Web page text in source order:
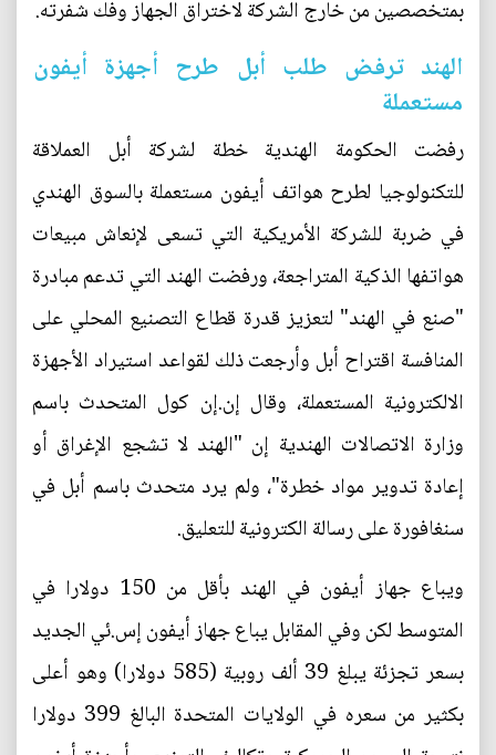
بمتخصصين من خارج الشركة لاختراق الجهاز وفك شفرته.
الهند ترفض طلب أبل طرح أجهزة أيفون
مستعملة
رفضت الحكومة الهندية خطة لشركة أبل العملاقة
للتكنولوجيا لطرح هواتف أيفون مستعملة بالسوق الهندي
في ضربة للشركة الأمريكية التي تسعى لإنعاش مبيعات
هواتفها الذكية المتراجعة، ورفضت الهند التي تدعم مبادرة
"صنع في الهند" لتعزيز قدرة قطاع التصنيع المحلي على
المنافسة اقتراح أبل وأرجعت ذلك لقواعد استيراد الأجهزة
الالكترونية المستعملة، وقال إن.إن كول المتحدث باسم
وزارة الاتصالات الهندية إن "الهند لا تشجع الإغراق أو
إعادة تدوير مواد خطرة"، ولم يرد متحدث باسم أبل في
سنغافورة على رسالة الكترونية للتعليق.
ويباع جهاز أيفون في الهند بأقل من 150 دولارا في
المتوسط لكن وفي المقابل يباع جهاز أيفون إس.ئي الجديد
بسعر تجزئة يبلغ 39 ألف روبية (585 دولارا) وهو أعلى
بكثير من سعره في الولايات المتحدة البالغ 399 دولارا